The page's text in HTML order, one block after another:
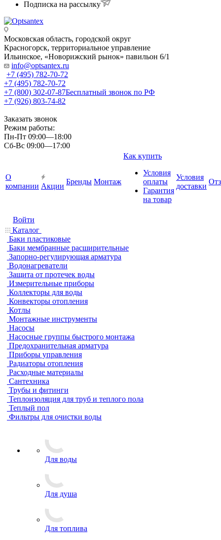
Подписка на рассылку
Московская область, городской округ
Красногорск, территориальное управление
Ильинское, «Новорижский рынок» павильон 6/1
info@optsantex.ru
+7 (495) 782-70-72
+7 (495) 782-70-72
+7 (800) 302-07-87Бесплатный звонок по РФ
+7 (926) 803-74-82
Заказать звонок
Режим работы:
Пн-Пт 09:00—18:00
Сб-Вс 09:00—17:00
О
компании Акции
Бренды Монтаж
Как купить
Условия
оплаты
Гарантия
на товар
Условия
доставки
Войти
Каталог
Баки пластиковые
Баки мембранные расширительные
Запорно-регулирующая арматура
Водонагреватели
Защита от протечек воды
Измерительные приборы
Коллекторы для воды
Конвекторы отопления
Котлы
Монтажные инструменты
Насосы
Насосные группы быстрого монтажа
Предохранительная арматура
Приборы управления
Радиаторы отопления
Расходные материалы
Сантехника
Трубы и фитинги
Теплоизоляция для труб и теплого пола
Теплый пол
Фильтры для очистки воды
Для воды
Для душа
Для топлива